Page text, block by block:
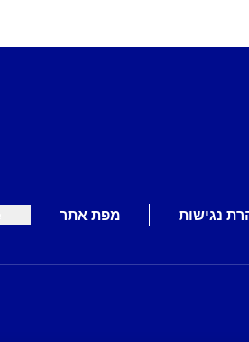
נגישות מפת אתר